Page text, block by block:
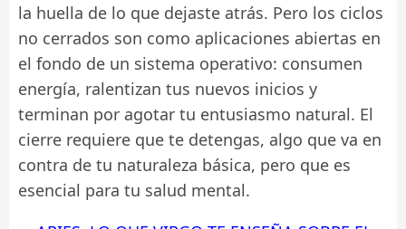
la huella de lo que dejaste atrás. Pero los ciclos
no cerrados son como aplicaciones abiertas en
el fondo de un sistema operativo: consumen
energía, ralentizan tus nuevos inicios y
terminan por agotar tu entusiasmo natural. El
cierre requiere que te detengas, algo que va en
contra de tu naturaleza básica, pero que es
esencial para tu salud mental.